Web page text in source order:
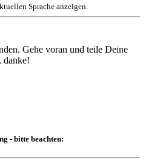
Sprache anzeigen.
Gehe voran und teile Deine
danke!
- bitte beachten: